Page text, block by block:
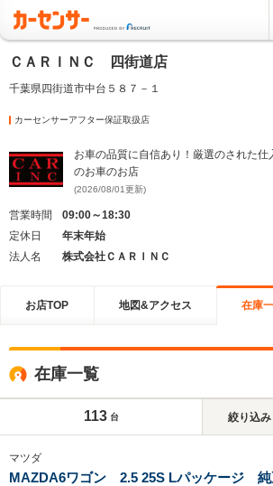
ＣＡＲＩＮＣ 四街道店
千葉県四街道市中台５８７－１
カーセンサーアフター保証取扱店
お車の品質に自信あり！厳選のされた
のお車のお店
(2026/08/01更新)
営業時間
09:00～18:30
定休日
年末年始
法人名
株式会社ＣＡＲＩＮＣ
お店TOP 地図&アクセス 在庫
在庫一覧
113 台 絞り込み
マツダ
MAZDA6ワゴン 2.5 25S Lパッケージ